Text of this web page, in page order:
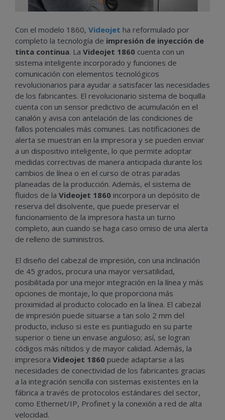
Con el modelo 1860, Videojet ha reformulado por
completo la tecnología de impresión de inyección de
tinta continua. La Videojet 1860 cuenta con un
sistema inteligente incorporado y funciones de
comunicación con elementos tecnológicos
revolucionarios para ayudar a satisfacer las necesidades
de los fabricantes. El revolucionario sistema de boquilla
cuenta con un sensor predictivo de acumulación en el
canalón y avisa con antelación de las condiciones de
fallos potenciales más comunes. Las notificaciones de
alerta se muestran en la impresora y se pueden enviar
a un dispositivo inteligente, lo que permite adoptar
medidas correctivas de manera anticipada durante los
cambios de línea o en el curso de otras paradas
planeadas de la producción. Además, el sistema de
fluidos de la Videojet 1860 incorpora un depósito de
reserva del disolvente, que puede preservar el
funcionamiento de la impresora hasta un turno
completo, aun cuando se haga caso omiso de una alerta
de relleno de suministros.
El diseño del cabezal de impresión, con una inclinación
de 45 grados, procura una mayor versatilidad,
posibilitada por una mejor integración en la línea y más
opciones de montaje, lo que proporciona más
proximidad al producto colocado en la línea. El cabezal
de impresión puede situarse a tan solo 2 mm del
producto, incluso si este es puntiagudo en su parte
superior o tiene un envase anguloso; así, se logran
códigos más nítidos y de mayor calidad. Además, la
impresora Videojet 1860 puede adaptarse a las
necesidades de conectividad de los fabricantes gracias
a la integración sencilla con sistemas existentes en la
fábrica a través de protocolos estándares del sector,
como Ethernet/IP, Profinet y la conexión a red de alta
velocidad.